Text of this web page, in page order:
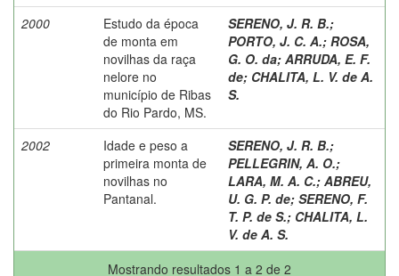
2000
Estudo da época
de monta em
novilhas da raça
nelore no
município de Ribas
do Rio Pardo, MS.
SERENO, J. R. B.;
PORTO, J. C. A.; ROSA,
G. O. da; ARRUDA, E. F.
de; CHALITA, L. V. de A.
S.
2002
Idade e peso a
primeira monta de
novilhas no
Pantanal.
SERENO, J. R. B.;
PELLEGRIN, A. O.;
LARA, M. A. C.; ABREU,
U. G. P. de; SERENO, F.
T. P. de S.; CHALITA, L.
V. de A. S.
Mostrando resultados 1 a 2 de 2